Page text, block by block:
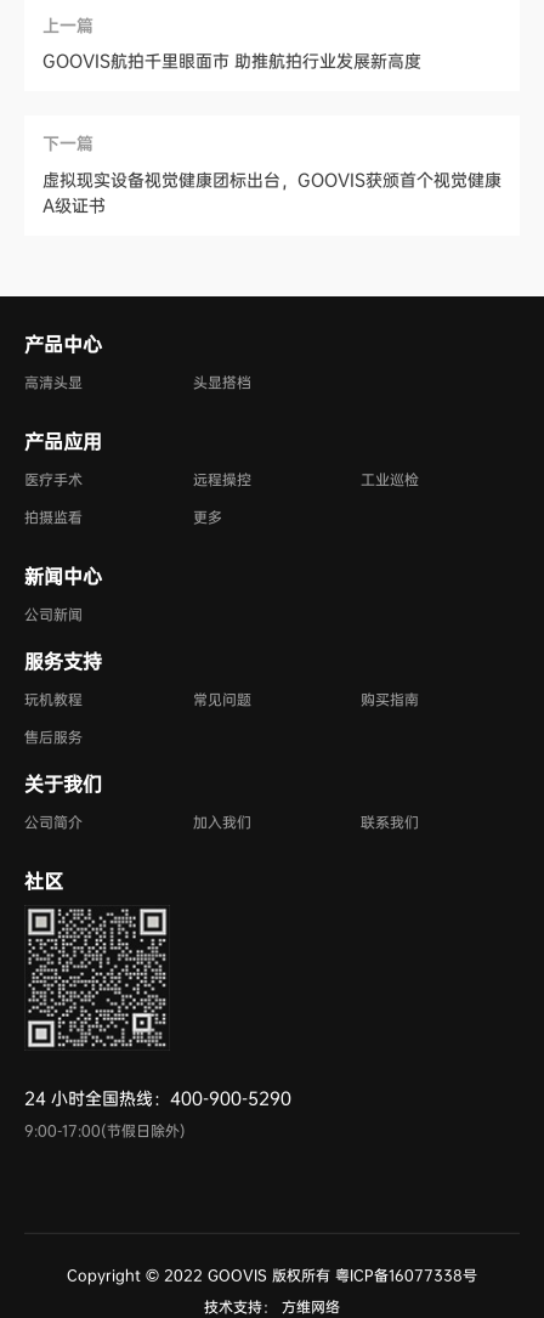
上一篇
GOOVIS航拍千里眼面市 助推航拍行业发展新高度
下一篇
虚拟现实设备视觉健康团标出台，GOOVIS获颁首个视觉健康
A级证书
产品中心
高清头显 头显搭档
产品应用
医疗手术 远程操控
工业巡检
拍摄监看
更多
新闻中心
公司新闻
服务支持
玩机教程 常见问题
购买指南
售后服务
关于我们
公司简介 加入我们 联系我们
社区
24 小时全国热线：400-900-5290
9:00-17:00(节假日除外)
Copyright © 2022 GOOVIS 版权所有 粤ICP备16077338号
技术支持：
方维网络